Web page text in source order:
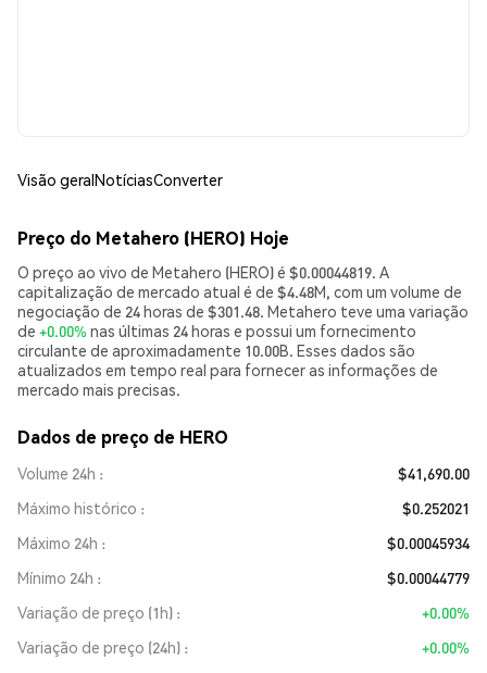
Visão geralNotíciasConverter
Preço do Metahero (HERO) Hoje
O preço ao vivo de Metahero (HERO) é $0.00044819. A
capitalização de mercado atual é de $4.48M, com um volume de
negociação de 24 horas de $301.48. Metahero teve uma variação
de +0.00% nas últimas 24 horas e possui um fornecimento
circulante de aproximadamente 10.00B. Esses dados são
atualizados em tempo real para fornecer as informações de
mercado mais precisas.
Dados de preço de HERO
Volume 24h
$41,690.00
Máximo histórico
$0.252021
Máximo 24h
$0.00045934
Mínimo 24h
$0.00044779
Variação de preço (1h)
+0.00%
Variação de preço (24h)
+0.00%